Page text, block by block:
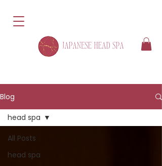
Blog
All Posts
head spa
head spa